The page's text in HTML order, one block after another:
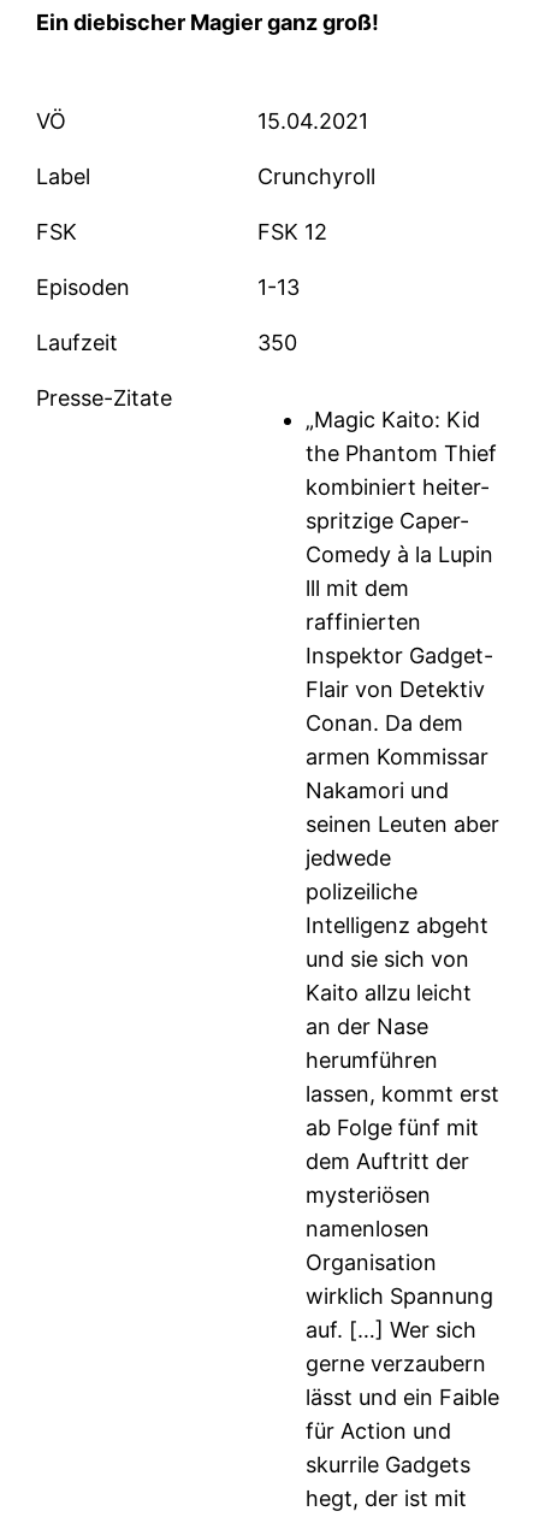
Ein diebischer Magier ganz groß!
VÖ 15.04.2021
Label Crunchyroll
FSK FSK 12
Episoden 1-13
Laufzeit 350
Presse-Zitate
„Magic Kaito: Kid
the Phantom Thief
kombiniert heiter-
spritzige Caper-
Comedy à la Lupin
lll mit dem
raffinierten
Inspektor Gadget-
Flair von Detektiv
Conan. Da dem
armen Kommissar
Nakamori und
seinen Leuten aber
jedwede
polizeiliche
Intelligenz abgeht
und sie sich von
Kaito allzu leicht
an der Nase
herumführen
lassen, kommt erst
ab Folge fünf mit
dem Auftritt der
mysteriösen
namenlosen
Organisation
wirklich Spannung
auf. […] Wer sich
gerne verzaubern
lässt und ein Faible
für Action und
skurrile Gadgets
hegt, der ist mit